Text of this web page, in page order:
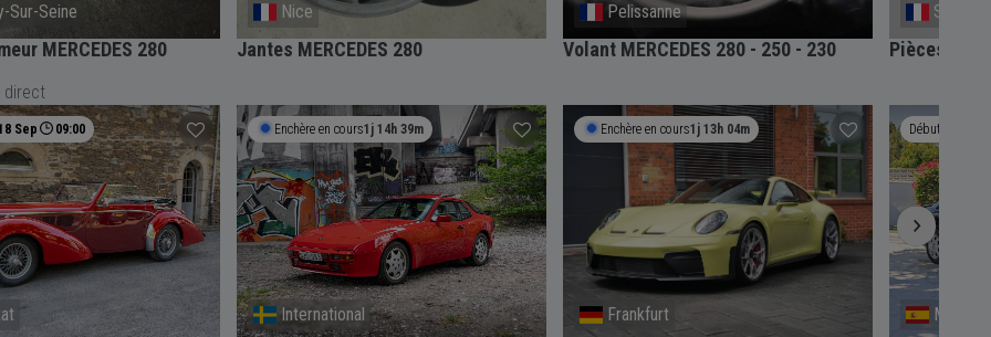
Sur-Seine
MERCEDES 280
Nice
Jantes MERCEDES 280
Pelissanne
Volant MERCEDES 280 - 250 - 230
Saint-
Pièces
direct
Sep 09:00 Enchère en cours1j 14h 39m
International
Enchère en cours1j 13h 04m
Frankfurt
Débute le
Malaga